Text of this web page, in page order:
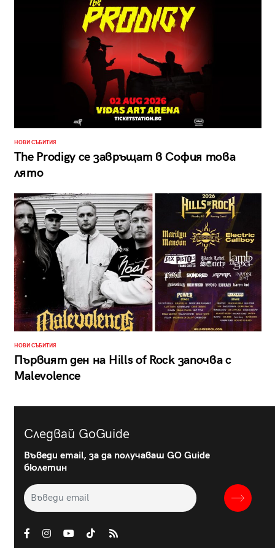
НОВИ СЪБИТИЯ
The Prodigy се завръщат в София това
лято
НОВИ СЪБИТИЯ
Първият ден на Hills of Rock започва с
Malevolence
Следвай GoGuide
Въведи email, за да получаваш GO Guide
бюлетин